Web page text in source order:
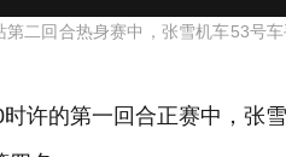
二回合热身赛中，张雪机车53号
许的第一回合正赛中，张